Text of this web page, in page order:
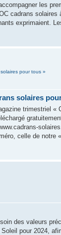
les
cadrans solaires
exprimaient.
pour tous »
solaires
trimestriel «
celle de notre
des valeurs
pour 2024,